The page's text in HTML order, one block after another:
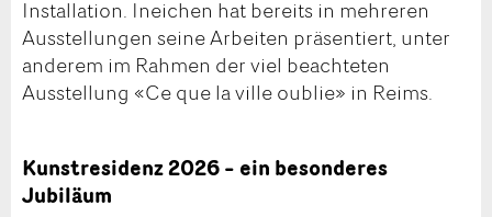
Installation. Ineichen hat bereits in mehreren
Ausstellungen seine Arbeiten präsentiert, unter
anderem im Rahmen der viel beachteten
Ausstellung «Ce que la ville oublie» in Reims.
Kunstresidenz 2026 – ein besonderes
Jubiläum